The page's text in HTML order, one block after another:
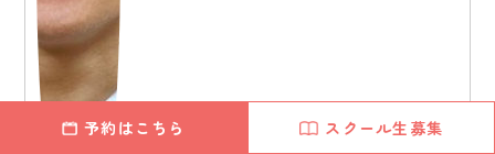
予約はこちら スクール生募集